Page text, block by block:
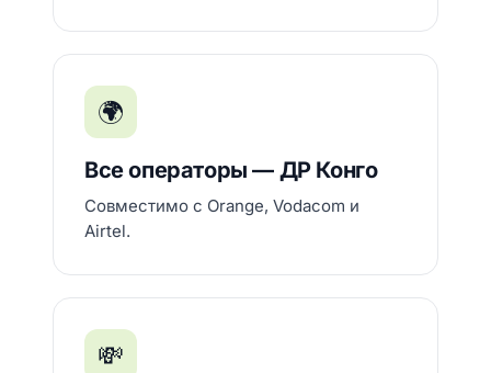
🌍
Все операторы — ДР Конго
Совместимо с Orange, Vodacom и
Airtel.
💸